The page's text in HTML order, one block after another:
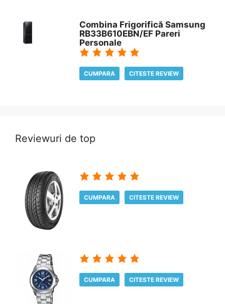
Combina Frigorifică Samsung
RB33B610EBN/EF Pareri
Personale
CUMPARA CITESTE REVIEW
Reviewuri de top
CUMPARA CITESTE REVIEW
CUMPARA CITESTE REVIEW